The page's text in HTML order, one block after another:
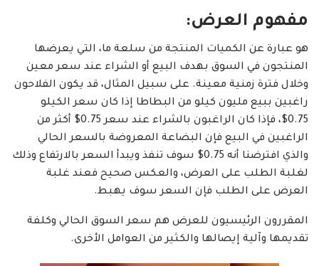
مفهوم العرض:
هو عبارة عن الكميات المنتجة من سلعة ما، التي يعرضها
المنتجون في السوق بهدف البيع أو الشراء عند سعر معين
وخلال فترة زمنية معينة. على سبيل المثال، قد يكون الفلاحون
راغبين ببيع مليون كيلو من البطاطا إذا كان سعر الكيلو
0.75$، فإذا كان الراغبون بالشراء عند سعر 0.75$ أكثر من
الراغبين في البيع فإن البضاعة المعروضة بالسعر الحالي
والذي افترضنا أنه 0.75$ سوف تنفذ ويبدأ السعر بالارتفاع وذلك
لغلبة الطلب على العرض، والعكس صحيح فعند غلبة
العرض على الطلب فإن السعر سوف يهبط.
المقررون الرئيسيون للعرض هم سعر السوق الحالي وكلفة
تقديمها وآلية إيصالها والكثير من العوامل الأخرى.